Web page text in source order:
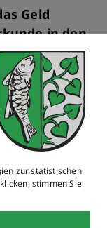
Geld
in den
zur statistischen
stimmen Sie